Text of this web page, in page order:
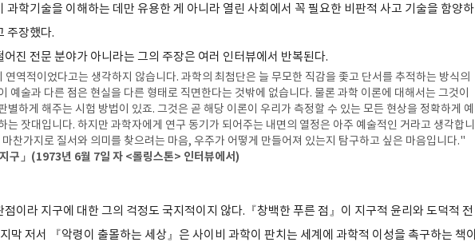
과학기술을 이해하는 데만 유용한 게 아니라 열린 사회에서 꼭 필요한 비판적 사고 기술을 함양하
주장했다.
어진 전문 분야가 아니라는 그의 주장은 여러 인터뷰에서 반복된다.
연역적이었다고는 생각하지 않습니다. 과학의 최첨단은 늘 무모한 직감을 좇고 단서를 추적하는 방식의
예술과 다른 점은 현실을 다른 형태로 직면한다는 것밖에 없습니다. 물론 과학 이론에 대해서는 그것이
별하게 해주는 시험 방법이 있죠. 그것은 곧 해당 이론이 우리가 측정할 수 있는 모든 현상을 정확하게 예
는 잣대입니다. 하지만 과학자에게 연구 동기가 되어주는 내면의 열정은 아주 예술적인 거라고 생각합니
마찬가지로 질서와 의미를 찾으려는 마음, 우주가 어떻게 만들어져 있는지 탐구하고 싶은 마음입니다."
구」(1973년 6월 7일 자 <롤링스톤> 인터뷰에서)
점이라 지구에 대한 그의 걱정도 국지적이지 않다.『창백한 푸른 점』이 지구적 윤리와 도덕적 전
막 저서 『악령이 출몰하는 세상』은 사이비 과학이 판치는 세계에 과학적 이성을 촉구하는 책이